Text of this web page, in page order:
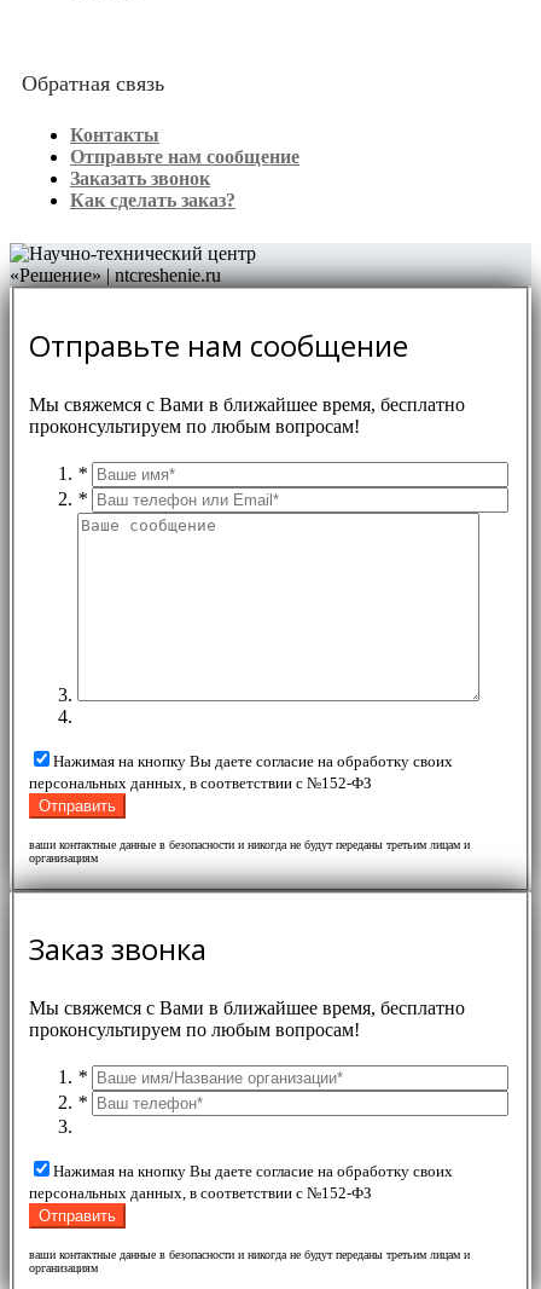
Обратная связь
Контакты
Отправьте нам сообщение
Заказать звонок
Как сделать заказ?
Отправьте нам сообщение
Мы свяжемся с Вами в ближайшее время, бесплатно
проконсультируем по любым вопросам!
*
*
Нажимая на кнопку Вы даете согласие на обработку своих
персональных данных, в соответствии с №152-ФЗ
ваши контактные данные в безопасности и никогда не будут переданы третьим лицам и
организациям
Заказ звонка
Мы свяжемся с Вами в ближайшее время, бесплатно
проконсультируем по любым вопросам!
*
*
Нажимая на кнопку Вы даете согласие на обработку своих
персональных данных, в соответствии с №152-ФЗ
ваши контактные данные в безопасности и никогда не будут переданы третьим лицам и
организациям